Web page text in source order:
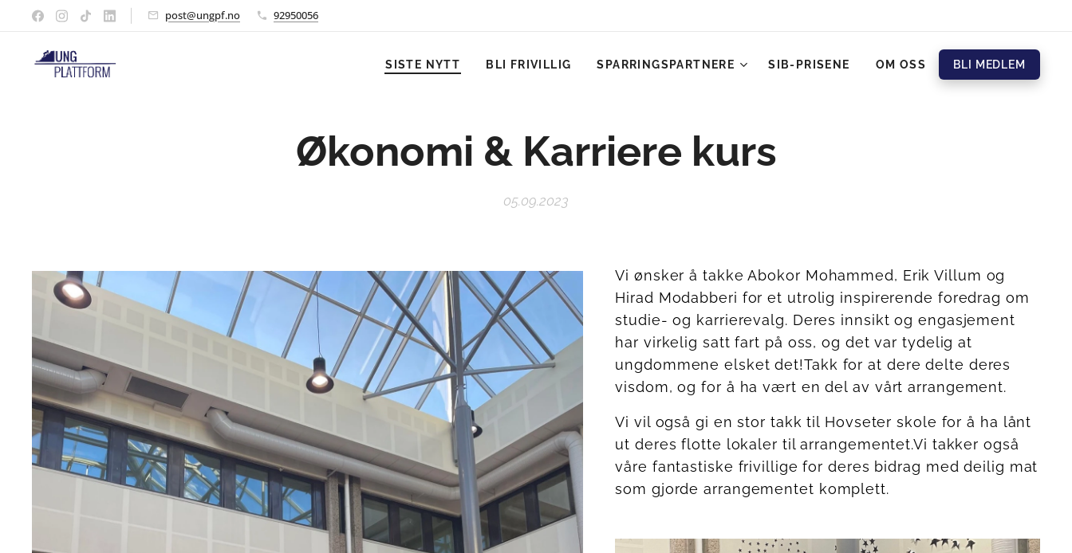
post@ungpf.no 92950056
SISTE NYTT BLI FRIVILLIG SPARRINGSPARTNERE SIB-PRISENE OM OSS BLI MEDLEM
Økonomi & Karriere kurs
05.09.2023
Vi ønsker å takke Abokor Mohammed, Erik Villum og
Hirad Modabberi for et utrolig inspirerende foredrag om
studie- og karrierevalg. Deres innsikt og engasjement
har virkelig satt fart på oss, og det var tydelig at
ungdommene elsket det!Takk for at dere delte deres
visdom, og for å ha vært en del av vårt arrangement.
Vi vil også gi en stor takk til Hovseter skole for å ha lånt
ut deres flotte lokaler til arrangementet.Vi takker også
våre fantastiske frivillige for deres bidrag med deilig mat
som gjorde arrangementet komplett.